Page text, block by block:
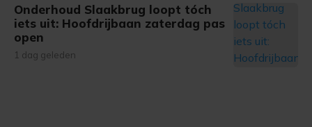
Onderhoud Slaakbrug loopt tóch
iets uit: Hoofdrijbaan zaterdag pas
open
1 dag geleden